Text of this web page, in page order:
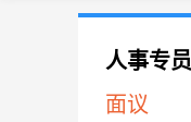
人事专员
面议